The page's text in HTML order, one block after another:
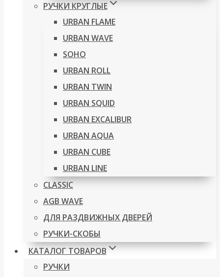
РУЧКИ КРУГЛЫЕ
URBAN FLAME
URBAN WAVE
SOHO
URBAN ROLL
URBAN TWIN
URBAN SQUID
URBAN EXCALIBUR
URBAN AQUA
URBAN CUBE
URBAN LINE
CLASSIC
AGB WAVE
ДЛЯ РАЗДВИЖНЫХ ДВЕРЕЙ
РУЧКИ-СКОБЫ
КАТАЛОГ ТОВАРОВ
РУЧКИ